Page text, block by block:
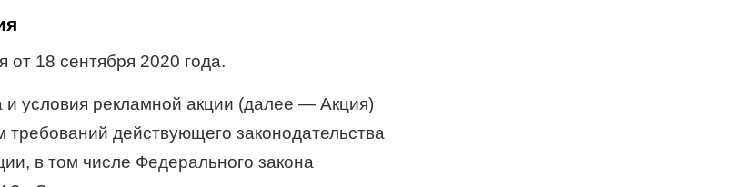
от 18 сентября 2020 года.
условия рекламной акции (далее — Акция)
требований действующего законодательства
в том числе Федерального закона